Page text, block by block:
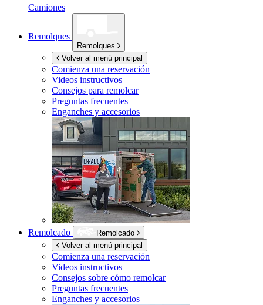
Camiones
Remolques
Remolques
Volver al menú principal
Comienza una reservación
Videos instructivos
Consejos para remolcar
Preguntas frecuentes
Enganches y accesorios
Remolcado
Remolcado
Volver al menú principal
Comienza una reservación
Videos instructivos
Consejos sobre cómo remolcar
Preguntas frecuentes
Enganches y accesorios